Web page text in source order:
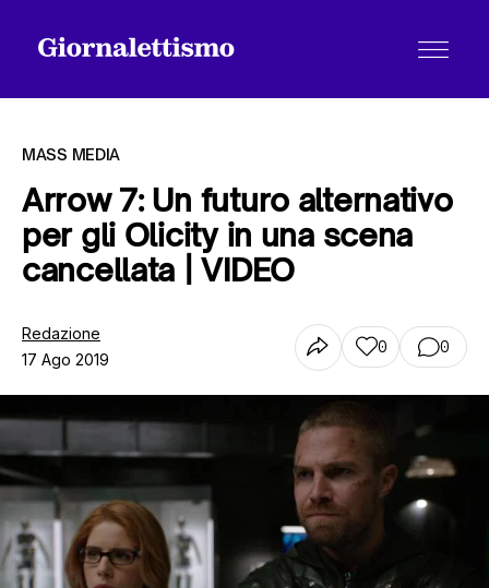
Tutti gli articoli
Chi siamo
Contatti
MASS MEDIA
Arrow 7: Un futuro alternativo
per gli Olicity in una scena
cancellata | VIDEO
Redazione
17 Ago 2019
0 0